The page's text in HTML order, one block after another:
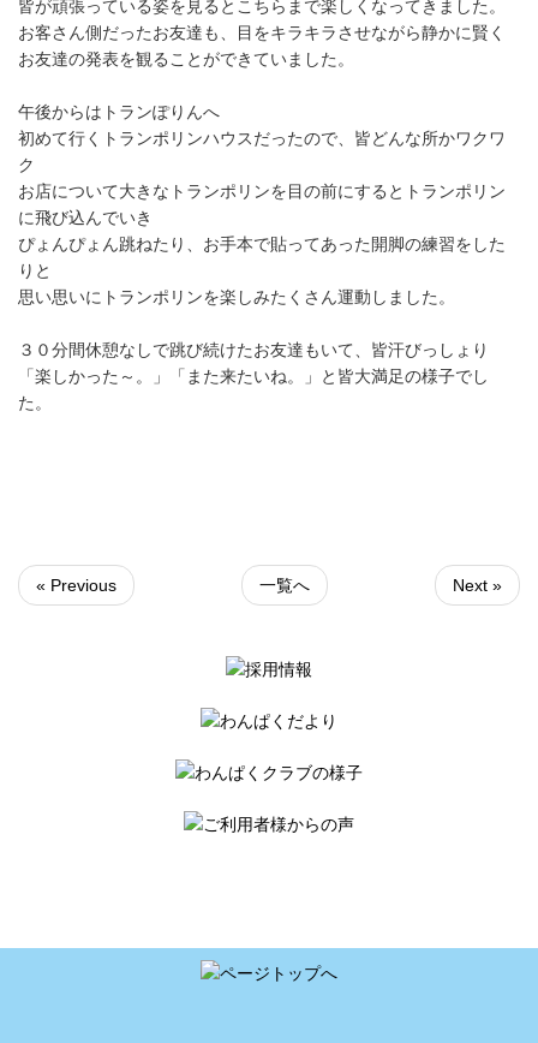
皆が頑張っている姿を見るとこちらまで楽しくなってきました。
お客さん側だったお友達も、目をキラキラさせながら静かに賢く
お友達の発表を観ることができていました。
午後からはトランぽりんへ
初めて行くトランポリンハウスだったので、皆どんな所かワクワ
ク
お店について大きなトランポリンを目の前にするとトランポリン
に飛び込んでいき
ぴょんぴょん跳ねたり、お手本で貼ってあった開脚の練習をした
りと
思い思いにトランポリンを楽しみたくさん運動しました。
３０分間休憩なしで跳び続けたお友達もいて、皆汗びっしょり
「楽しかった～。」「また来たいね。」と皆大満足の様子でし
た。
« Previous 一覧へ Next »